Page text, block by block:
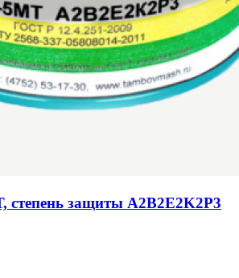
защиты A2B2E2K2Р3